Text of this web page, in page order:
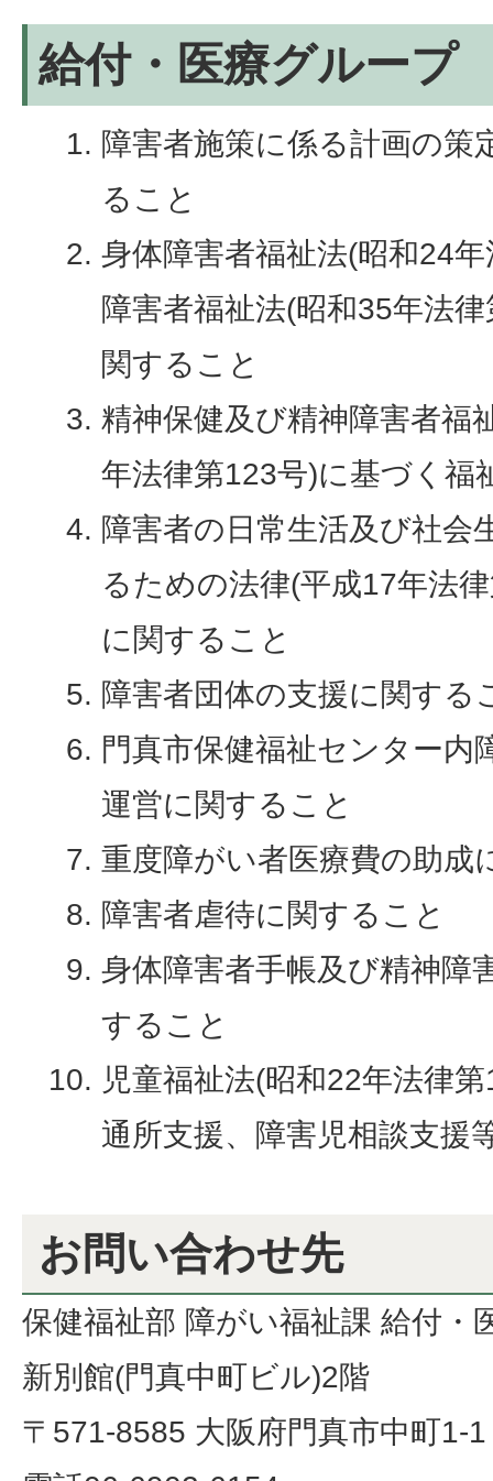
給付・医療グループ
障害者施策に係る計画の策
ること
身体障害者福祉法(昭和24
障害者福祉法(昭和35年法
関すること
精神保健及び精神障害者福
年法律第123号)に基づく福
障害者の日常生活及び社会
るための法律(平成17年法
に関すること
障害者団体の支援に関する
門真市保健福祉センター内
運営に関すること
重度障がい者医療費の助成
障害者虐待に関すること
身体障害者手帳及び精神障
すること
児童福祉法(昭和22年法律
通所支援、障害児相談支援
お問い合わせ先
保健福祉部 障がい福祉課 給付・
新別館(門真中町ビル)2階
〒571-8585 大阪府門真市中町1-1